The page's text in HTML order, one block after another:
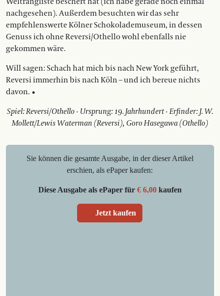
nachgesehen). Außerdem besuchten wir das sehr
empfehlenswerte Kölner Schokolademuseum, in dessen
Genuss ich ohne Reversi/Othello wohl ebenfalls nie
gekommen wäre.
Will sagen: Schach hat mich bis nach New York ­geführt,
Reversi immerhin bis nach Köln – und ich ­bereue nichts
davon. •
Spiel: Reversi/Othello · Ursprung: 19. Jahrhundert · Erfinder: J. W.
Mollett/Lewis Waterman (Reversi), Goro Hasegawa (Othello)
Sie können die gesamte Ausgabe, in der dieser Artikel
erschien, als ePaper kaufen:
Diese Ausgabe als ePaper für € 6,00kaufen
Jetzt kaufen